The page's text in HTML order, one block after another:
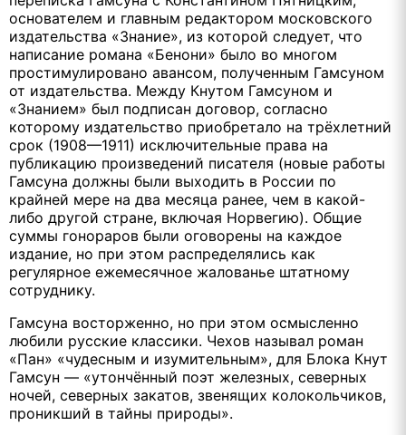
основателем и главным редактором московского
издательства «Знание», из которой следует, что
написание романа «Бенони» было во многом
простимулировано авансом, полученным Гамсуном
от издательства. Между Кнутом Гамсуном и
«Знанием» был подписан договор, согласно
которому издательство приобретало на трёхлетний
срок (1908—1911) исключительные права на
публикацию произведений писателя (новые работы
Гамсуна должны были выходить в России по
крайней мере на два месяца ранее, чем в какой-
либо другой стране, включая Норвегию). Общие
суммы гонораров были оговорены на каждое
издание, но при этом распределялись как
регулярное ежемесячное жалованье штатному
сотруднику.
Гамсуна восторженно, но при этом осмысленно
любили русские классики. Чехов называл роман
«Пан» «чудесным и изумительным», для Блока Кнут
Гамсун — «утончённый поэт железных, северных
ночей, северных закатов, звенящих колокольчиков,
проникший в тайны природы».